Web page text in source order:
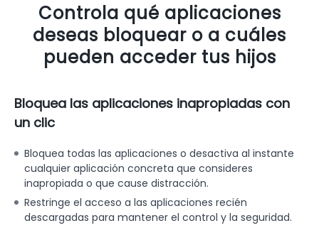
Controla qué aplicaciones
deseas bloquear o a cuáles
pueden acceder tus hijos
Bloquea las aplicaciones inapropiadas con
un clic
Bloquea todas las aplicaciones o desactiva al instante
cualquier aplicación concreta que consideres
inapropiada o que cause distracción.
Restringe el acceso a las aplicaciones recién
descargadas para mantener el control y la seguridad.